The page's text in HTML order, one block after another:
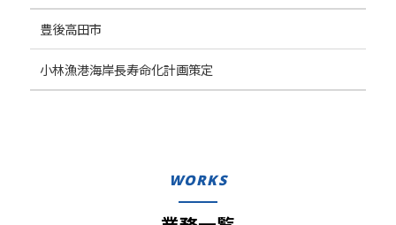
豊後高田市
小林漁港海岸長寿命化計画策定
WORKS